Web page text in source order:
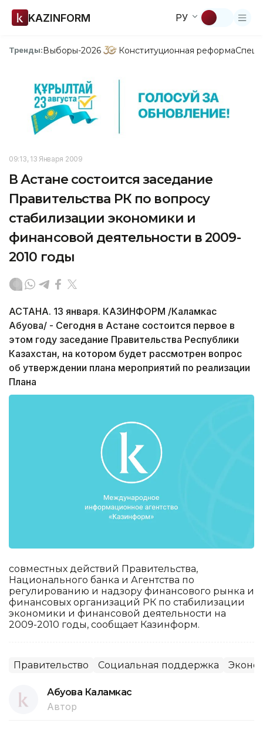
KAZINFORM РУ
Тренды:Выборы-2026 Конституционная реформа
09:13, 13 Января 2009
В Астане состоится заседание
Правительства РК по вопросу
стабилизации экономики и
финансовой деятельности в 2009-
2010 годы
АСТАНА. 13 января. КАЗИНФОРМ /Каламкас
Абуова/ - Сегодня в Астане состоится первое в
этом году заседание Правительства Республики
Казахстан, на котором будет рассмотрен вопрос
об утверждении плана мероприятий по реализации
Плана
совместных действий Правительства,
Национального банка и Агентства по
регулированию и надзору финансового рынка и
финансовых организаций РК по стабилизации
экономики и финансовой деятельности на
2009-2010 годы, сообщает Казинформ.
Правительство Социальная поддержка
Абуова Каламкас
Автор